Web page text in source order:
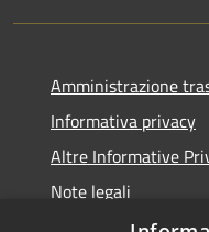
Amministrazione
Informativa privacy
Altre Informative
Note legali
Dichiarazione di